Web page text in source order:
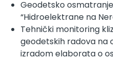
Geodetsko
“Hidroelektrane na
Tehnički monitoring
geodetskih radova na
izradom elaborata o